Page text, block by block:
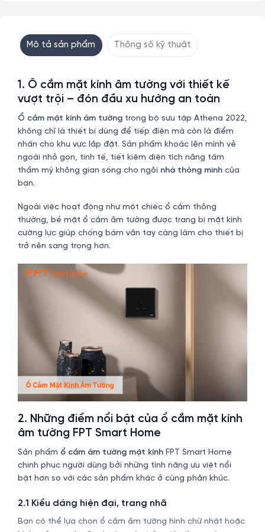
Mô tả sản phẩm Thông số kỹ thuật
1. Ổ cắm mặt kính âm tường với thiết kế
vượt trội – đón đầu xu hướng an toàn
Ổ cắm mặt kính âm tường trong bộ sưu tập Athena 2022,
không chỉ là thiết bị dùng để tiếp điện mà còn là điểm
nhấn cho khu vực lắp đặt. Sản phẩm khoác lên mình vẻ
ngoài nhỏ gọn, tinh tế, tiết kiệm diện tích nâng tầm
thẩm mỹ không gian sống cho ngôi nhà thông minh của
bạn.
Ngoài việc hoạt động như một chiếc ổ cắm thông
thường, bề mặt ổ cắm âm tường được trang bị mặt kính
cường lực giúp chống bám vân tay càng làm cho thiết bị
trở nên sang trọng hơn.
2. Những điểm nổi bật của ổ cắm mặt kính
âm tường FPT Smart Home
Sản phẩm ổ cắm âm tường mặt kính FPT Smart Home
chinh phục người dùng bởi những tính năng ưu việt nổi
bật hơn so với các sản phẩm khác ở cùng phân khúc.
2.1 Kiểu dáng hiện đại, trang nhã
Bạn có thể lựa chọn ổ cắm âm tường hình chữ nhật hoặc